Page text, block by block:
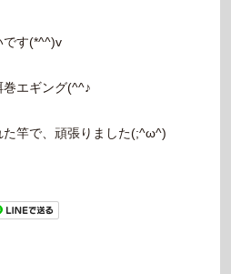
です(*^^)v
エギング(^^♪
竿で、頑張りました(;^ω^)